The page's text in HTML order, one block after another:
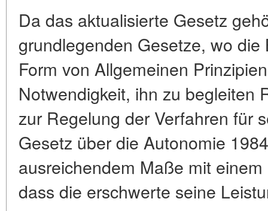
Da das aktualisierte Gesetz
grundlegenden Gesetze, wo
Form von Allgemeinen
Notwendigkeit, ihn zu begleiten
zur Regelung der Verfahren für
Gesetz über die Autonomie
ausreichendem Maße mit
dass die erschwerte seine